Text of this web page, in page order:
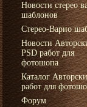
Новости стерео
шаблонов
Стерео-Варио
Новости
PSD работ для
фотошопа
Каталог
работ для
Форум